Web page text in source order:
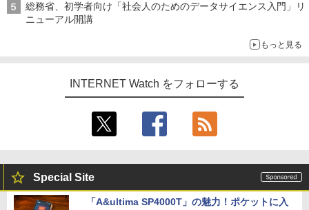
総務省、初学者向け「社会人のためのデータサイエンス入門」リ
ニューアル開講
もっと見る
INTERNET Watch をフォローする
Special Site
「A&ultima SP4000T」の魅力！ポケットに入